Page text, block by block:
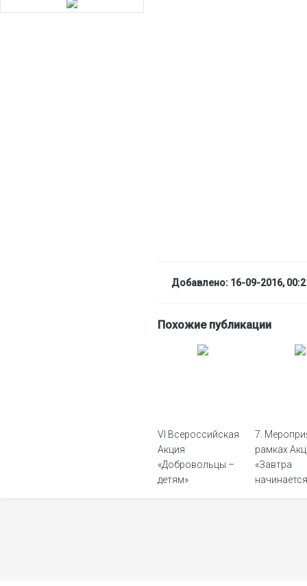
Добавлено: 16-09-2016,
Похожие публикации
VI Всероссийская
Акция
«Добровольцы –
детям»
7.
рамках
«Завтра
начинается